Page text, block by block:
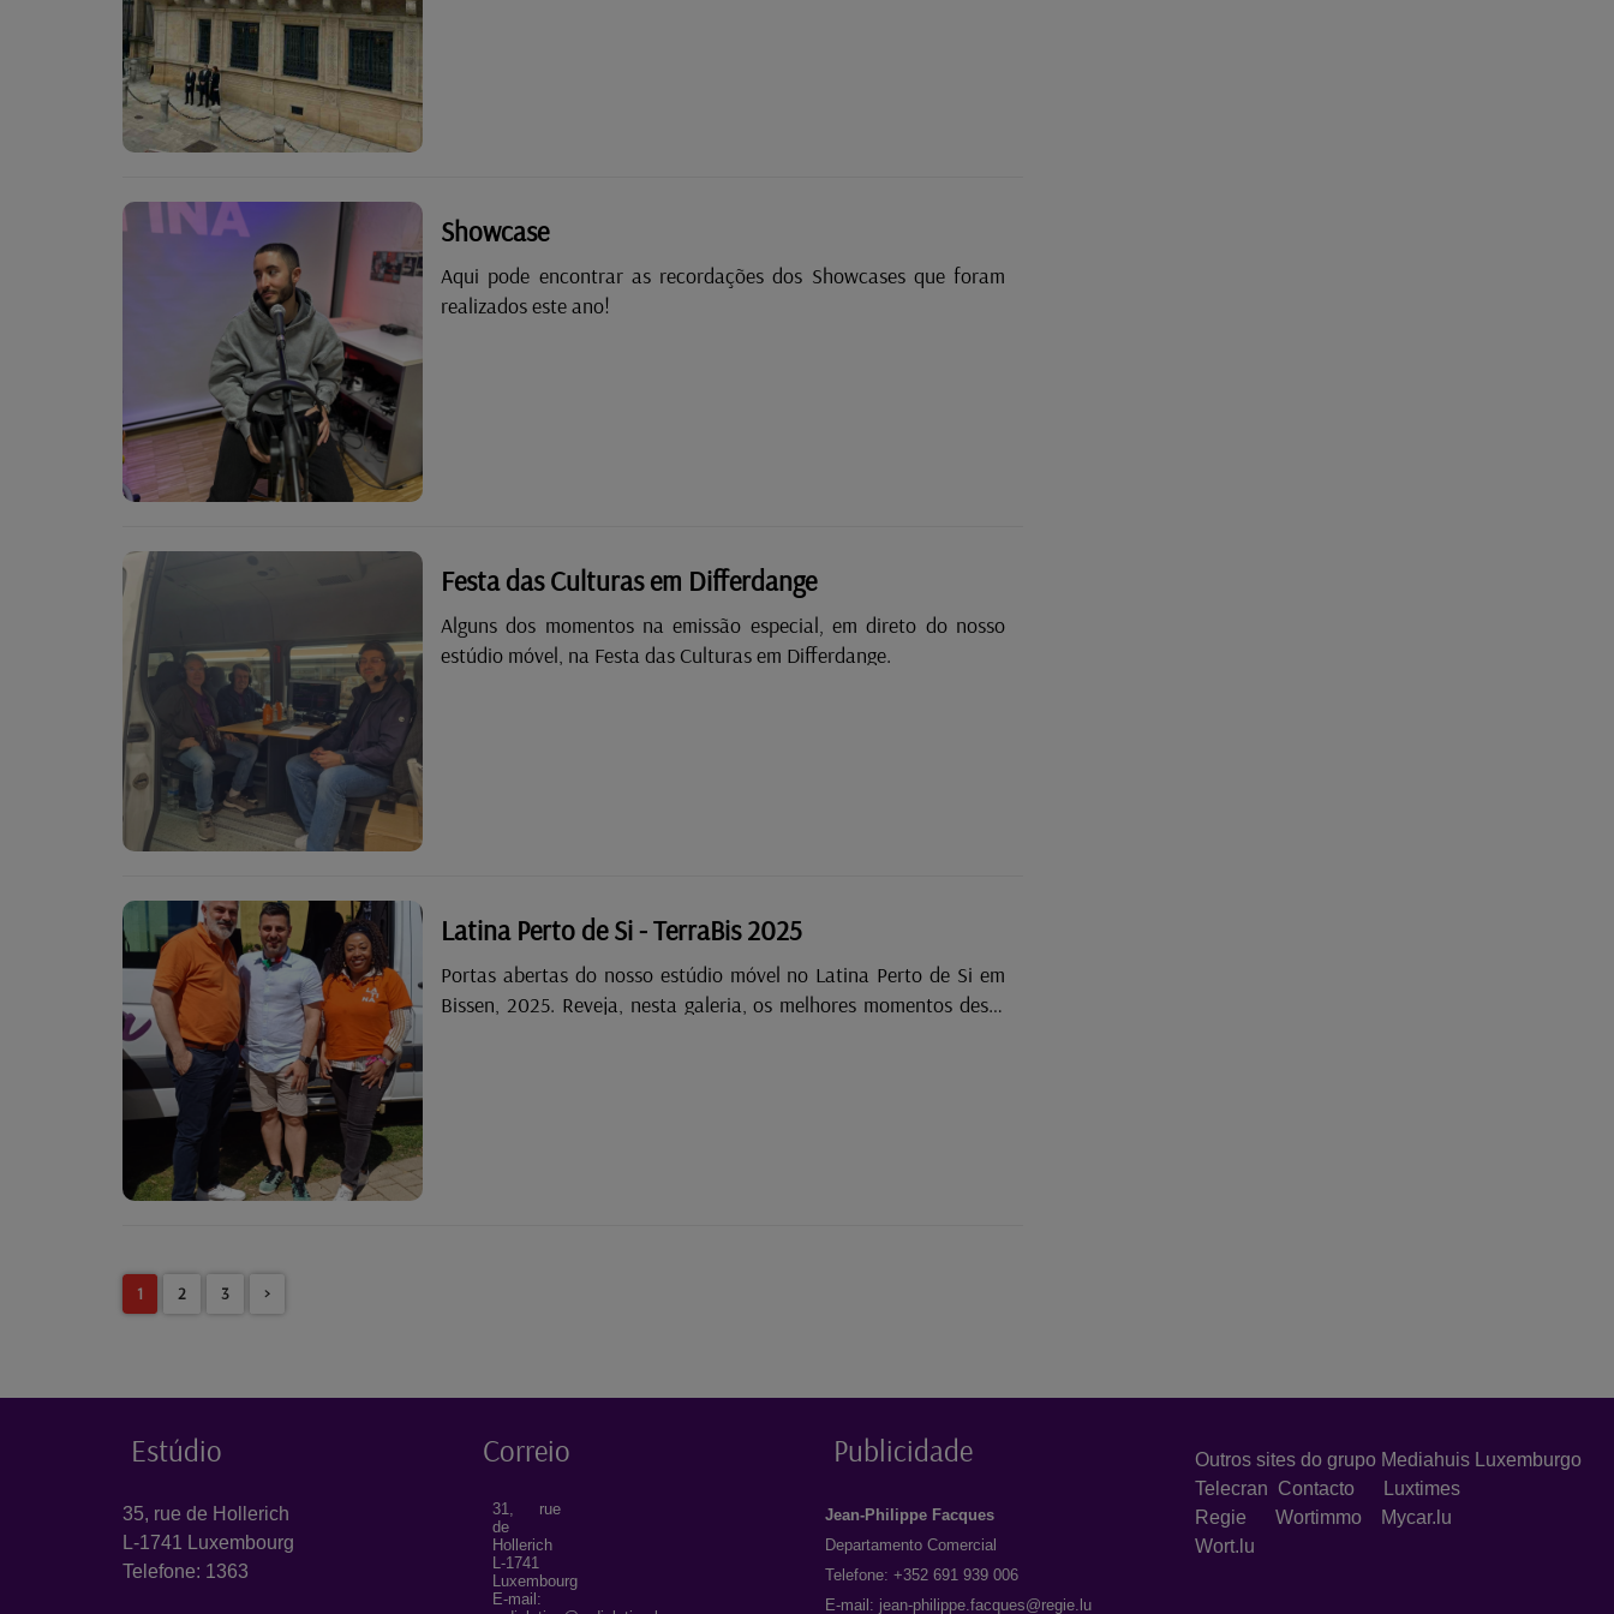
Showcase
Aqui pode encontrar as recordações dos Showcases que foram
realizados este ano!
Festa das Culturas em Differdange
Alguns dos momentos na emissão especial, em direto do nosso
estúdio móvel, na Festa das Culturas em Differdange.
Latina Perto de Si - TerraBis 2025
Portas abertas do nosso estúdio móvel no Latina Perto de Si em
Bissen, 2025. Reveja, nesta galeria, os melhores momentos deste
1 2 3 >
Estúdio
35, rue de Hollerich
L-1741 Luxembourg
Telefone: 1363
Correio
31, rue
de
Hollerich
L-1741
Luxembourg
E-mail:
Publicidade
Jean-Philippe Facques
Departamento Comercial
Telefone: +352 691 939 006
E-mail: jean-philippe.facques@regie.lu
Outros sites do grupo Mediahuis Luxemburgo
Telecran Contacto
Luxtimes
Regie Wortimmo
Mycar.lu
Wort.lu